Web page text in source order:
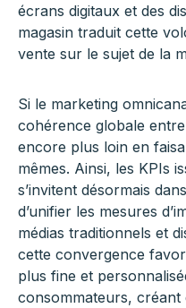
écrans digitaux et des
magasin traduit cette
vente sur le sujet de la
Si le marketing
cohérence globale
encore plus loin en
mêmes. Ainsi, les KPIs
s’invitent désormais
d’unifier les mesures
médias traditionnels et
cette convergence
plus fine et
consommateurs,